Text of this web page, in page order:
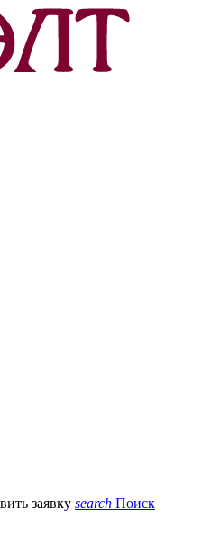
заявку search Поиск